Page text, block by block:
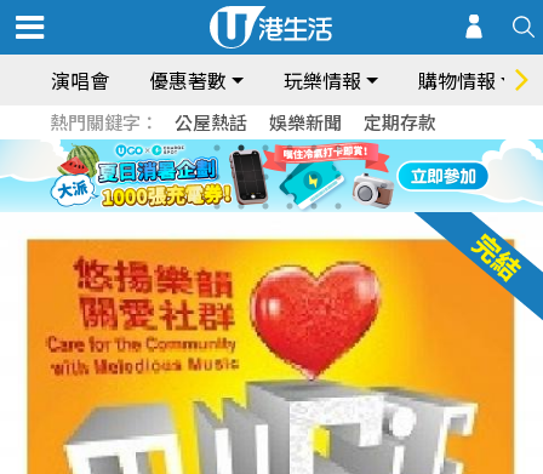
演唱會 優惠著數 玩樂情報 購物情報
熱門關鍵字： 公屋熱話 娛樂新聞 定期存款